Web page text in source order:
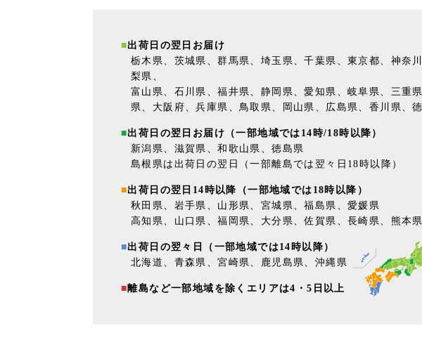
出荷日の翌日お届け
栃木県、茨城県、群馬県、埼玉県、千葉県、東京都、神奈
梨県、
富山県、石川県、福井県、静岡県、愛知県、岐阜県、三重
県、大阪府、兵庫県、鳥取県、岡山県、広島県、香川県、
出荷日の翌日お届け（一部地域では14時/18時以降）
新潟県、滋賀県、和歌山県、徳島県
島根県は出荷日の翌日（一部離島では翌々日18時以降）
出荷日の翌日14時以降（一部地域では18時以降）
秋田県、岩手県、山形県、宮城県、福島県、愛媛県
高知県、山口県、福岡県、大分県、佐賀県、長崎県、熊本県
出荷日の翌々日（一部地域では14時以降）
北海道、青森県、宮崎県、鹿児島県、沖縄県
離島など一部地域を除くエリアは4・5日以上